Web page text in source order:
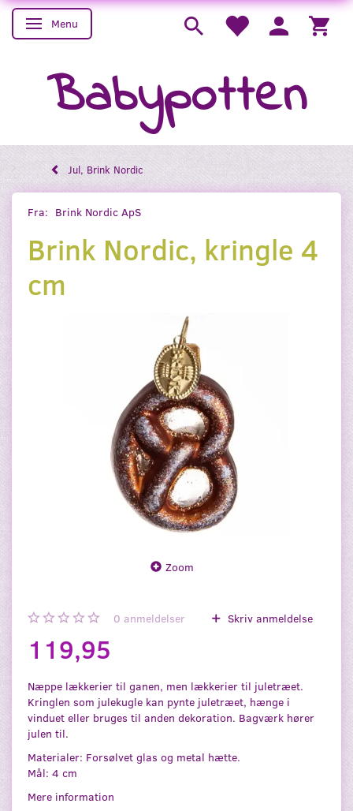
Skifte navigation
Menu
Babypotten
Jul, Brink Nordic
Fra: Brink Nordic ApS
Brink Nordic, kringle 4
cm
Zoom
0 anmeldelser Skriv anmeldelse
119,95
Næppe lækkerier til ganen, men lækkerier til juletræet.
Kringlen som julekugle kan pynte juletræet, hænge i
vinduet eller bruges til anden dekoration. Bagværk hører
julen til.
Materialer: Forsølvet glas og metal hætte.
Mål: 4 cm
Mere information